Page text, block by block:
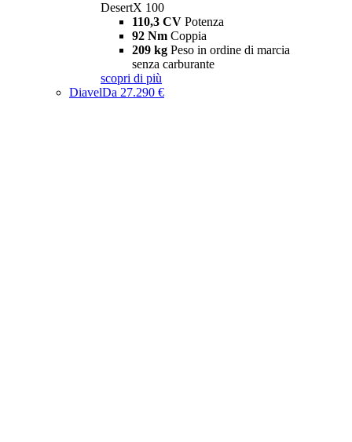
DesertX 100
110,3 CV Potenza
92 Nm Coppia
209 kg Peso in ordine di marcia
senza carburante
scopri di più
DiavelDa 27.290 €